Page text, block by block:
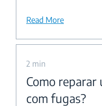
Read More
2 min
Como
com fugas?